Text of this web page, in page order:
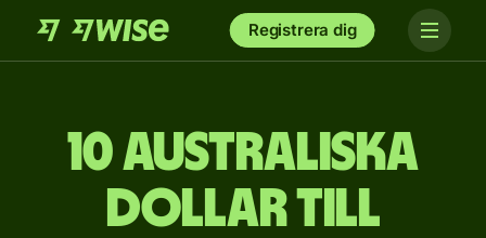
Registrera dig
10 australiska
dollar till